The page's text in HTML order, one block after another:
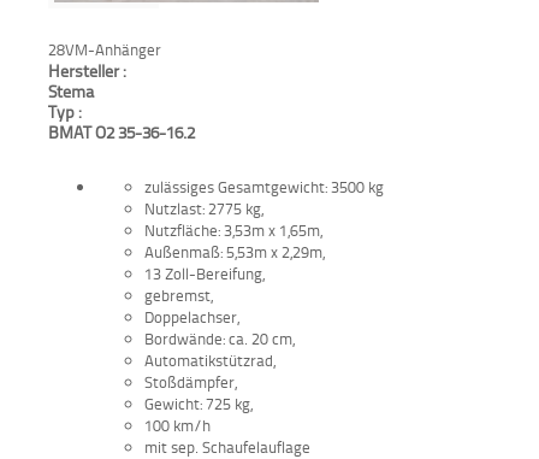
28VM-Anhänger
Hersteller :
Stema
Typ :
BMAT O2 35-36-16.2
zulässiges Gesamtgewicht: 3500 kg
Nutzlast: 2775 kg,
Nutzfläche: 3,53m x 1,65m,
Außenmaß: 5,53m x 2,29m,
13 Zoll-Bereifung,
gebremst,
Doppelachser,
Bordwände: ca. 20 cm,
Automatikstützrad,
Stoßdämpfer,
Gewicht: 725 kg,
100 km/h
mit sep. Schaufelauflage